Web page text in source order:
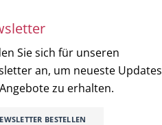
Sie sich für unseren
an, um neueste Updates
zu erhalten.
BESTELLEN